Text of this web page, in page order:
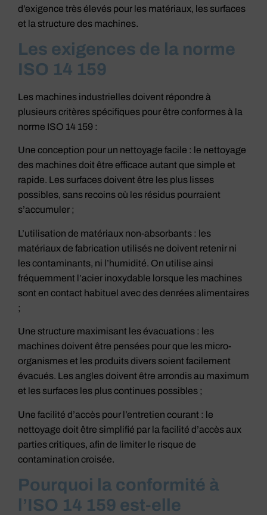
d’exigence très élevés pour les matériaux, les surfaces
et la structure des machines.
Les exigences de la norme
ISO 14 159
Les machines industrielles doivent répondre à
plusieurs critères spécifiques pour être conformes à la
norme ISO 14 159 :
Une conception pour un nettoyage facile : le nettoyage
des machines doit être efficace autant que simple et
rapide. Les surfaces doivent être les plus lisses
possibles, sans recoins où les résidus pourraient
s’accumuler ;
L’utilisation de matériaux non-absorbants : les
matériaux de fabrication utilisés ne doivent retenir ni
les contaminants, ni l’humidité. On utilise ainsi
fréquemment l’acier inoxydable lorsque les machines
sont en contact habituel avec des denrées alimentaires
;
Une structure maximisant les évacuations : les
machines doivent être pensées pour que les micro-
organismes et les produits divers soient facilement
évacués. Les angles doivent être arrondis au maximum
et les surfaces les plus continues possibles ;
Une facilité d’accès pour l’entretien courant : le
nettoyage doit être simplifié par la facilité d’accès aux
parties critiques, afin de limiter le risque de
contamination croisée.
Pourquoi la conformité à
l’ISO 14 159 est-elle